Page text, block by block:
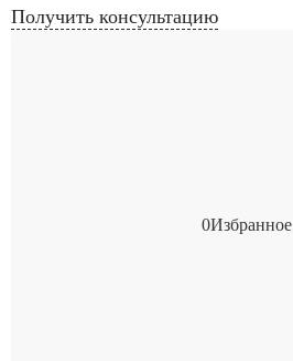
Получить консультацию
0Избранное